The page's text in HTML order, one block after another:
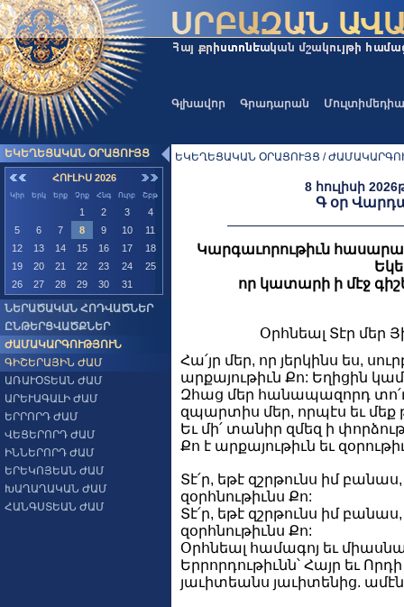
Գլխավոր Գրադարան Մուլտիմեդիա
ԵԿԵՂԵՑԱԿԱՆ ՕՐԱՑՈՒՅՑ
ՀՈՒԼԻՍ 2026
Կիր Երկ Երք Չրք Հնգ Ուրբ Շբթ
1 2 3
4
5
6 7 8 9 10
11
12
13 14 15 16 17
18
19
20 21 22 23 24
25
26
27 28 29 30 31
ՆԵՐԱԾԱԿԱՆ ՀՈԴՎԱԾՆԵՐ
ԸՆԹԵՐՑՎԱԾՔՆԵՐ
ԺԱՄԱԿԱՐԳՈՒԹՅՈՒՆ
ԳԻՇԵՐԱՅԻՆ ԺԱՄ
ԱՌԱՒՕՏԵԱՆ ԺԱՄ
ԱՐԵՒԱԳԱԼԻ ԺԱՄ
ԵՐՐՈՐԴ ԺԱՄ
ՎԵՑԵՐՈՐԴ ԺԱՄ
ԻՆՆԵՐՈՐԴ ԺԱՄ
ԵՐԵԿՈՅԵԱՆ ԺԱՄ
ԽԱՂԱՂԱԿԱՆ ԺԱՄ
ՀԱՆԳՍՏԵԱՆ ԺԱՄ
ԵԿԵՂԵՑԱԿԱՆ ՕՐԱՑՈՒՅՑ /
8 հուլիսի
Գ օր
Կարգաւորութիւն
որ կատարի ի մէջ
Օրհնեալ Տէր մեր
Հա՛յր մեր, որ յերկինս ես,
արքայութիւն Քո: Եղիցին
Զհաց մեր հանապազորդ
զպարտիս մեր, որպէս եւ
Եւ մի՛ տանիր զմեզ ի
Քո է արքայութիւն եւ
Տէ՛ր, եթէ զշրթունս իմ
զօրհնութիւնս Քո:
Տէ՛ր, եթէ զշրթունս իմ
զօրհնութիւնս Քո:
Օրհնեալ համագոյ եւ
Երրորդութիւնն՝ Հայր եւ
յաւիտեանս յաւիտենից.